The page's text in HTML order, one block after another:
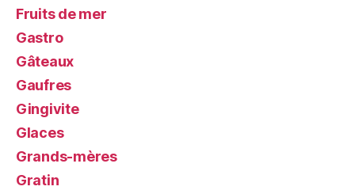
Fruits de mer
Gastro
Gâteaux
Gaufres
Gingivite
Glaces
Grands-mères
Gratin